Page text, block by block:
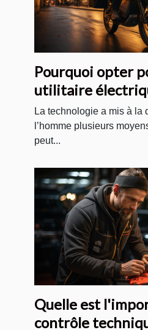
Pourquoi opter
utilitaire
La technologie a mis à la
l’homme plusieurs
peut...
Quelle est
contrôle